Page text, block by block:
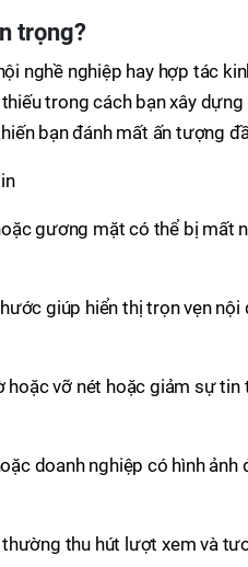
trọng?
nghề nghiệp hay hợp tác
trong cách bạn xây
bạn đánh mất ấn tượng
gương mặt có thể bị mất
giúp hiển thị trọn vẹn nội
hoặc vỡ nét hoặc giảm sự
doanh nghiệp có hình ảnh
thu hút lượt xem và